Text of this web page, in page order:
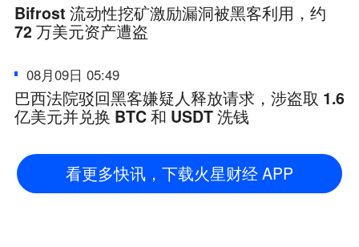
Bifrost 流动性挖矿激励漏洞被黑客利用，约
72 万美元资产遭盗
08月09日 05:49
巴西法院驳回黑客嫌疑人释放请求，涉盗取 1.6
亿美元并兑换 BTC 和 USDT 洗钱
看更多快讯，下载火星财经 APP